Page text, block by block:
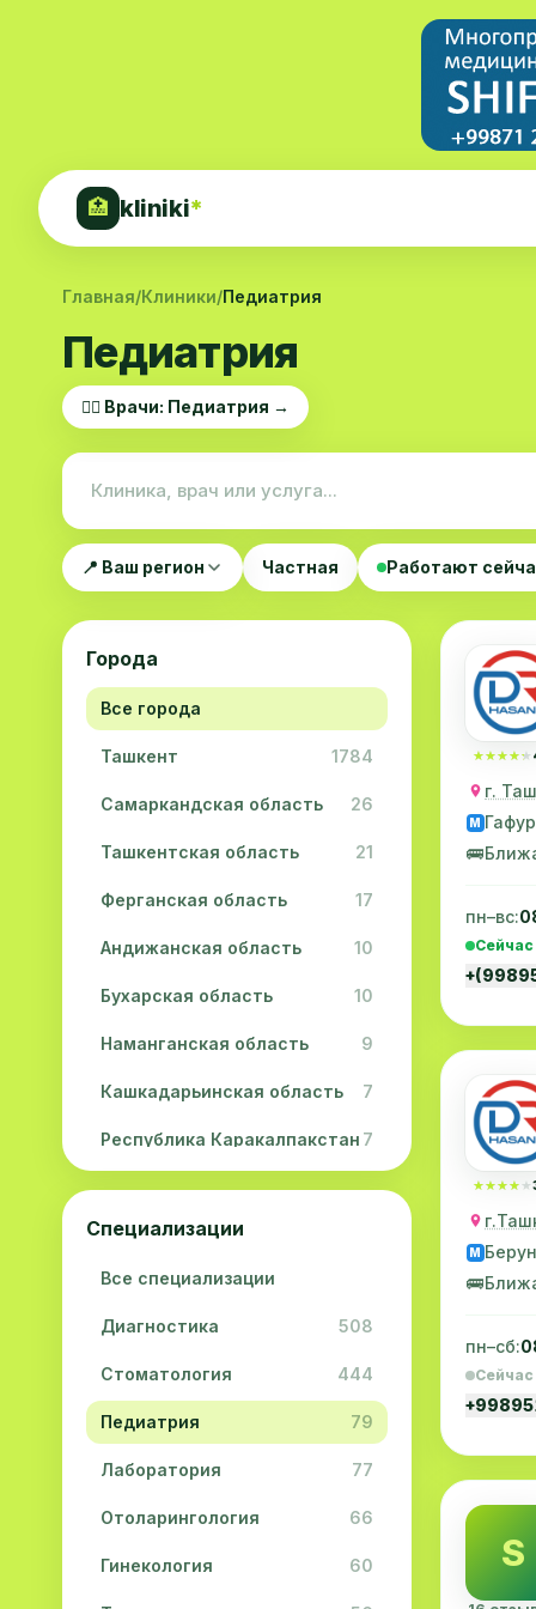
🏥 kliniki*
Главная/Клиники/Педиатрия
Педиатрия
👨‍⚕️ Врачи: Педиатрия →
📍 Ваш регион Частная Работают
Города
Все города
Ташкент 1784
Самаркандская область 26
Ташкентская область 21
Ферганская область 17
Андижанская область 10
Бухарская область 10
Наманганская область 9
Кашкадарьинская область 7
Республика Каракалпакстан 7
Навоийская область 5
Джизакская область
Сурхандарьинская область
Сырдарьинская область 2
Хорезмская область 2
Специализации
Все специализации
Диагностика 508
Стоматология 444
Педиатрия 79
Лаборатория 77
Отоларингология 66
Гинекология 60
★★★★★
★★★★★
г.
M
🚌
пн–вс:
★★★★★
★★★★★
M
🚌
пн–сб:
S